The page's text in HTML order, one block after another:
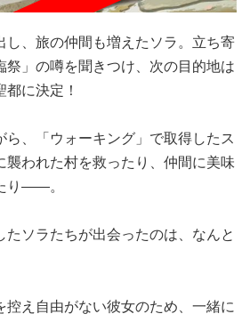
し、旅の仲間も増えたソラ。立ち寄
祭」の噂を聞きつけ、次の目的地は
に決定！
ら、「ウォーキング」で取得したス
襲われた村を救ったり、仲間に美味
り――。
たソラたちが出会ったのは、なんと
控え自由がない彼女のため、一緒に